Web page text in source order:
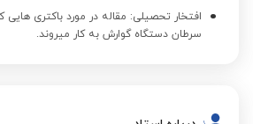
افتخار تحصیلی: مقاله در مورد باکتری
سرطان دستگاه گوارش به ‌کار میروند.